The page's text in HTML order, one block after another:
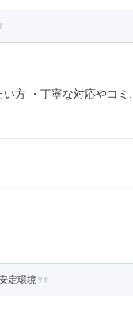
方 ・丁寧な対応やコミ...
定環境